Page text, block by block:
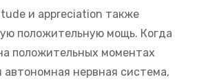
и appreciation также
положительную мощь. Когда
положительных моментах
автономная нервная система,